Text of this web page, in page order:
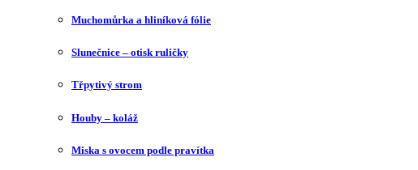
Muchomůrka a hliníková fólie
Slunečnice – otisk ruličky
Třpytivý strom
Houby – koláž
Miska s ovocem podle pravítka